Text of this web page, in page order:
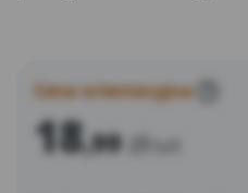
Cena orientacyjna
18,99 zł